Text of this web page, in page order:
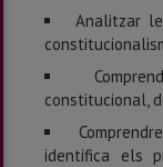
Analitzar
constitucional,
identifica els